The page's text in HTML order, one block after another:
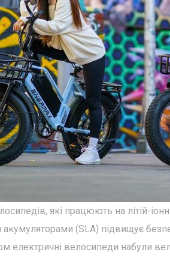
які працюють на літій-
(SLA) підвищує
електричні велосипеди набули